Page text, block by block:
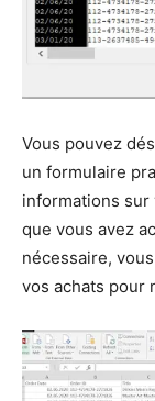
Vous pouvez
un formulaire
informations sur
que vous avez
nécessaire,
vos achats pour